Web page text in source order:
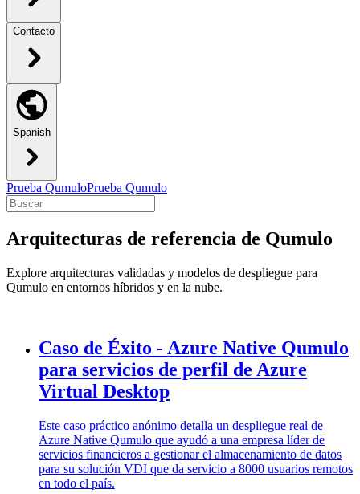
Contacto
Spanish
Prueba QumuloPrueba Qumulo
Arquitecturas de referencia de Qumulo
Explore arquitecturas validadas y modelos de despliegue para
Qumulo en entornos híbridos y en la nube.
Caso de Éxito - Azure Native Qumulo
para servicios de perfil de Azure
Virtual Desktop
Este caso práctico anónimo detalla un despliegue real de
Azure Native Qumulo que ayudó a una empresa líder de
servicios financieros a gestionar el almacenamiento de datos
para su solución VDI que da servicio a 8000 usuarios remotos
en todo el país.